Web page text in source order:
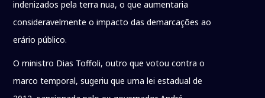
indenizados pela terra nua, o que aumentaria
consideravelmente o impacto das demarcações ao
erário público.
O ministro Dias Toffoli, outro que votou contra o
marco temporal, sugeriu que uma lei estadual de